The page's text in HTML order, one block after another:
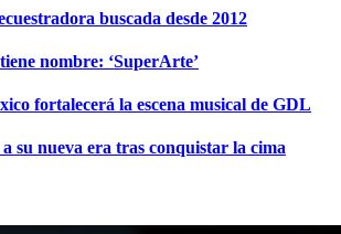
buscada desde 2012
nombre: ‘SuperArte’
fortalecerá la escena musical de GDL
su nueva era tras conquistar la cima